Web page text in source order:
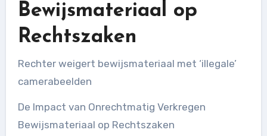
Bewijsmateriaal op
Rechtszaken
Rechter weigert bewijsmateriaal met ‘illegale’
camerabeelden
De Impact van Onrechtmatig Verkregen
Bewijsmateriaal op Rechtszaken